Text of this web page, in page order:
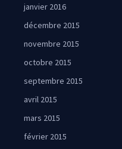
janvier 2016
décembre 2015
novembre 2015
octobre 2015
septembre 2015
avril 2015
mars 2015
février 2015